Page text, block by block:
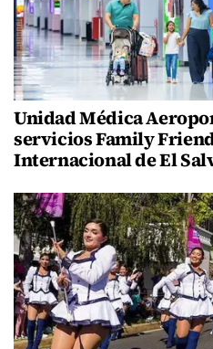
Unidad Médica
servicios Family
Internacional de El